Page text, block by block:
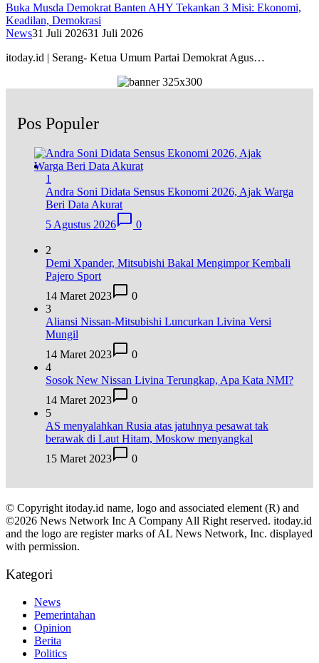
Buka Musda Demokrat Banten AHY Tekankan 3 Misi: Ekonomi,
Keadilan, Demokrasi
News31 Juli 202631 Juli 2026
itoday.id | Serang- Ketua Umum Partai Demokrat Agus…
Pos Populer
1
Andra Soni Didata Sensus Ekonomi 2026, Ajak Warga
Beri Data Akurat
5 Agustus 2026
0
2
Demi Xpander, Mitsubishi Bakal Mengimpor Kembali
Pajero Sport
14 Maret 2023
0
3
Aliansi Nissan-Mitsubishi Luncurkan Livina Versi
Mungil
14 Maret 2023
0
4
Sosok New Nissan Livina Terungkap, Apa Kata NMI?
14 Maret 2023
0
5
AS menyalahkan Rusia atas jatuhnya pesawat tak
berawak di Laut Hitam, Moskow menyangkal
15 Maret 2023
0
© Copyright itoday.id name, logo and associated element (R) and
©2026 News Network Inc A Company All Right reserved. itoday.id
and the logo are register marks of AL News Network, Inc. displayed
with permission.
Kategori
News
Pemerintahan
Opinion
Berita
Politics